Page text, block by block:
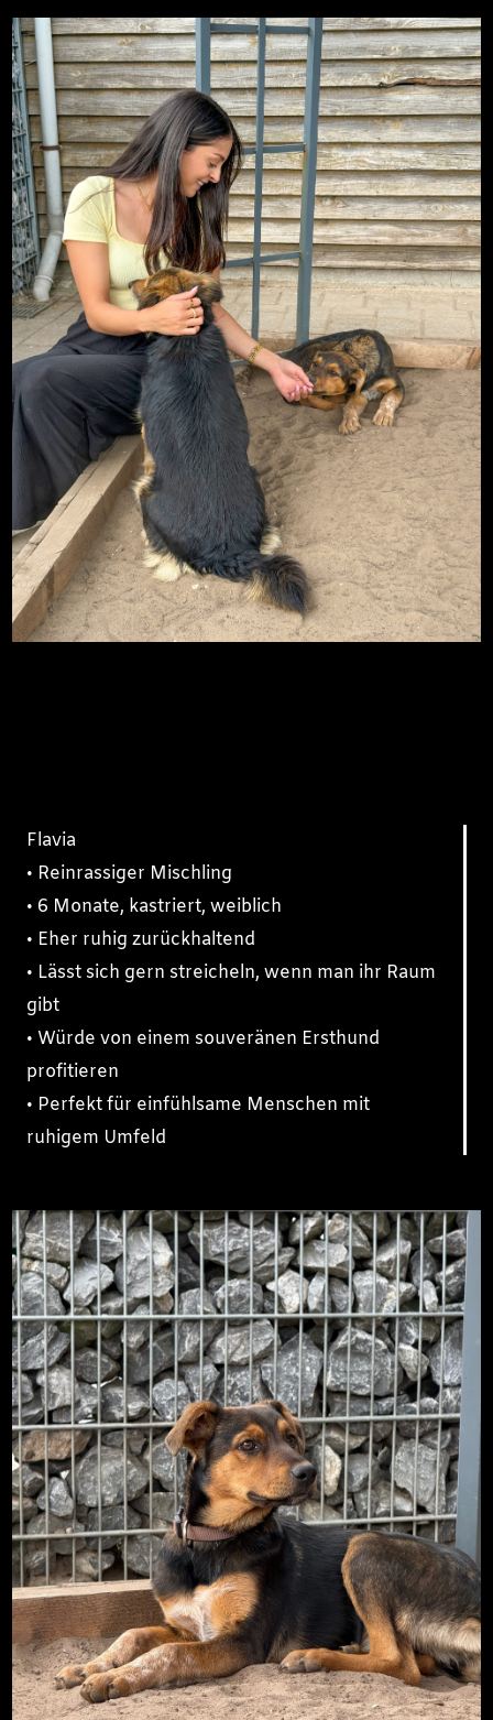
Flavia
• Reinrassiger Mischling
• 6 Monate, kastriert, weiblich
• Eher ruhig zurückhaltend
• Lässt sich gern streicheln, wenn man ihr Raum
gibt
• Würde von einem souveränen Ersthund
profitieren
• Perfekt für einfühlsame Menschen mit
ruhigem Umfeld